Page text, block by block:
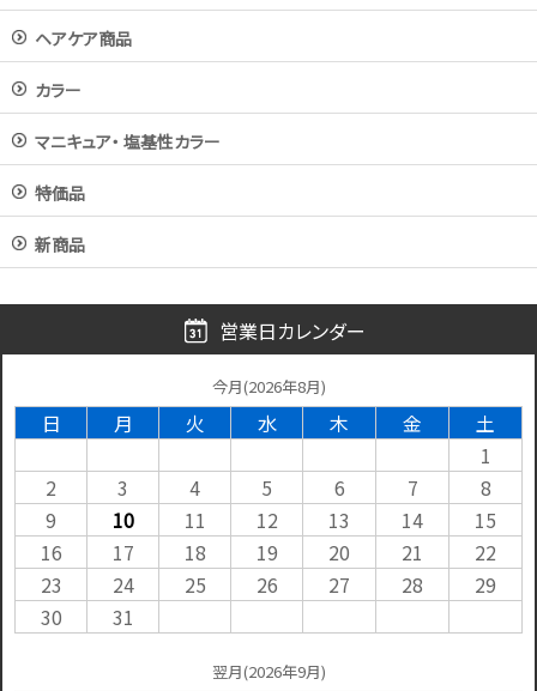
ヘアケア商品
カラー
マニキュア・ 塩基性カラー
特価品
新商品
営業日カレンダー
今月(2026年8月)
日 月 火 水 木 金
土
1
2
3 4 5 6 7
8
9
10 11 12 13 14
15
16
17 18 19 20 21
22
23
24 25 26 27 28
29
30
31
翌月(2026年9月)